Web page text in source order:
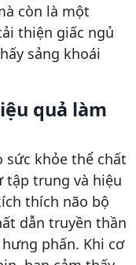
còn là một
thiện giấc ngủ
sảng khoái
quả làm
sức khỏe thể chất
tập trung và hiệu
thích não bộ
dẫn truyền thần
phấn. Khi cơ